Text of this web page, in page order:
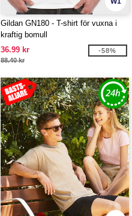
Gildan GN180 - T-shirt för vuxna i
kraftig bomull
36.99 kr
88.40 kr
-58%